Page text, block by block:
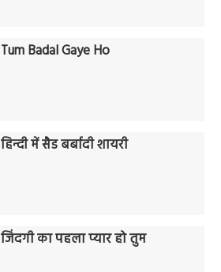
Tum Badal Gaye Ho
हिन्दी में सैड बर्बादी शायरी
जिंदगी का पहला प्यार हो तुम